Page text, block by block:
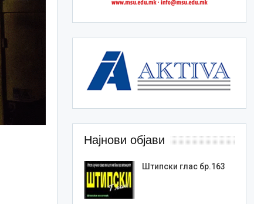
Најнови објави
Штипски глас бр.163